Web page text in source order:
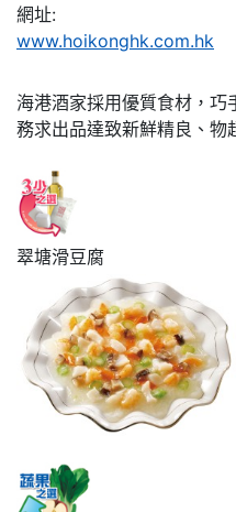
網址:
www.hoikonghk.com.hk
海港酒家採用優質食材，巧
務求出品達致新鮮精良、物
翠塘滑豆腐